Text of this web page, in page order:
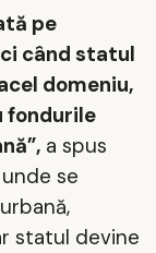
pe
când statul
domeniu,
fondurile
a spus
se
statul devine